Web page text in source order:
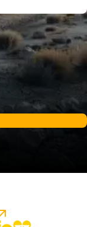
auf 1